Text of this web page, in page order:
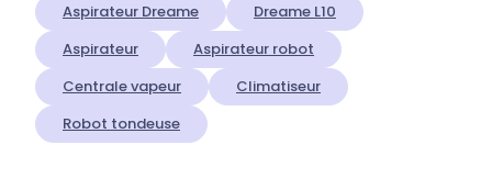
Aspirateur Dreame
Dreame L10
Aspirateur
Aspirateur robot
Centrale vapeur
Climatiseur
Robot tondeuse